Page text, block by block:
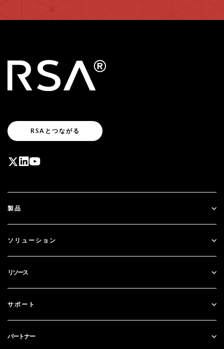
RSAとつながる
製品
SecurID
ソリューション
多要素認証
金融サービス
リソース
ブログ
サポート
パートナー